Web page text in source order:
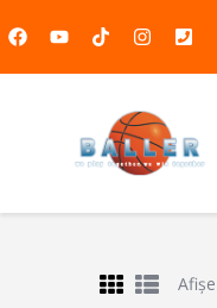
Baschet
Media